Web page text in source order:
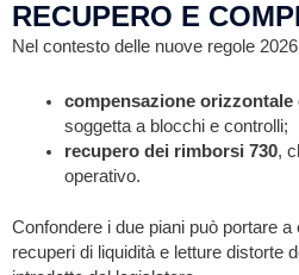
RECUPERO E
Nel contesto delle nuove regole
compensazione orizzontale
soggetta a blocchi e controlli;
recupero dei rimborsi 730,
operativo.
Confondere i due piani può portare
recuperi di liquidità e letture distorte